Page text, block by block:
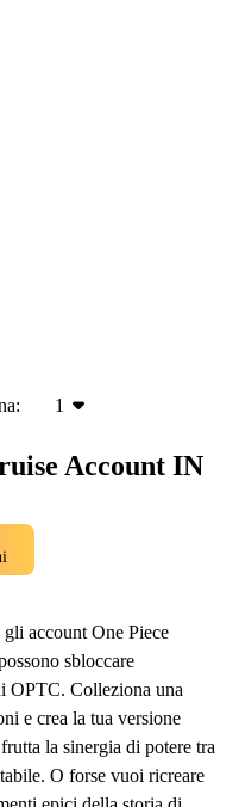
1
Account IN
account One Piece
sbloccare
OPTC. Colleziona una
e crea la tua versione
la sinergia di potere tra
O forse vuoi ricreare